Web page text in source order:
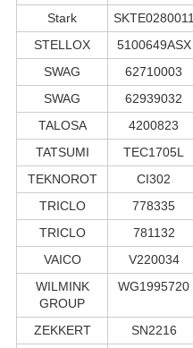
Stark SKTE0280011
STELLOX
5100649ASX
SWAG
62710003
SWAG
62939032
TALOSA
4200823
TATSUMI
TEC1705L
TEKNOROT
CI302
TRICLO
778335
TRICLO
781132
VAICO
V220034
WILMINK
GROUP
WG1995720
ZEKKERT SN2216